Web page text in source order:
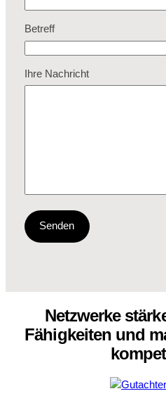
Betreff
Ihre Nachricht
Netzwerke
Fähigkeiten und